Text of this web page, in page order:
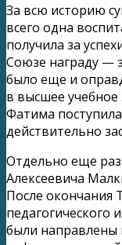
За всю историю
всего одна
получила за
Союзе награду —
было еще и
в высшее
Фатима
действительно
Отдельно еще
Алексеевича
После окончания
педагогического
были направлены